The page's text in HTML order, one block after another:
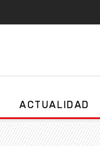
ACTUALIDAD